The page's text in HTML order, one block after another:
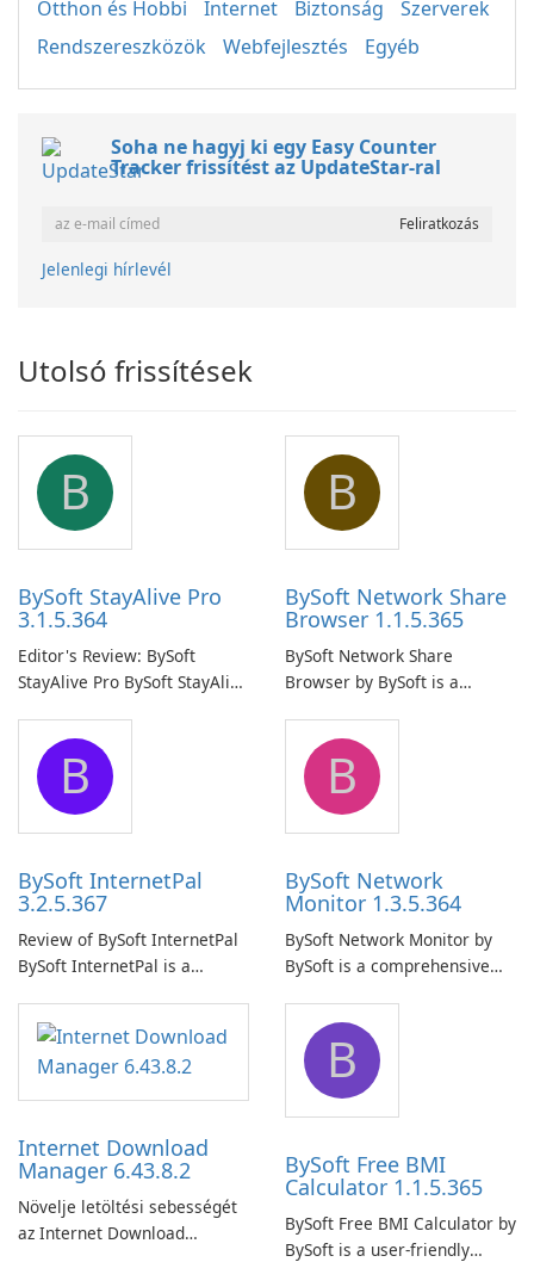
Otthon és Hobbi Internet Biztonság
Szerverek
Rendszereszközök
Webfejlesztés Egyéb
Soha ne hagyj ki egy Easy Counter
Tracker frissítést az UpdateStar-ral
Jelenlegi hírlevél
Utolsó frissítések
B
BySoft StayAlive Pro
3.1.5.364
Editor's Review: BySoft
StayAlive Pro BySoft StayAlive
application designed to
ensure the continuous and
uninterrupted operation of
your computer system.
B
BySoft Network Share
Browser 1.1.5.365
BySoft Network Share
Browser by BySoft is a
application that allows users
to easily browse and manage
shared folders on their
network.
B
BySoft InternetPal
3.2.5.367
Review of BySoft InternetPal
BySoft InternetPal is a
application designed to
monitor your internet
connection and provide real-
time insights into its
B
BySoft Network
Monitor 1.3.5.364
BySoft Network Monitor by
BySoft is a comprehensive
designed to help businesses
effectively manage their
network infrastructure.
Internet Download
Manager 6.43.8.2
Növelje letöltési sebességét
az Internet Download
B
BySoft Free BMI
Calculator 1.1.5.365
BySoft Free BMI Calculator by
BySoft is a user-friendly